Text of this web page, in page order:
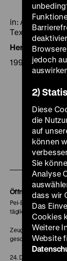
in:
Textilien.
1994,
Zu
Seite
Öffnungszeiten
Pei-Bau:
täglich 10-18 Uhr
Zeughaus:
geschlossen
24. Dezember
jedoch
2)
Diese
die
auf
können
Sie
Analyse
dass wir
Das
Cookies
Weitere
Website